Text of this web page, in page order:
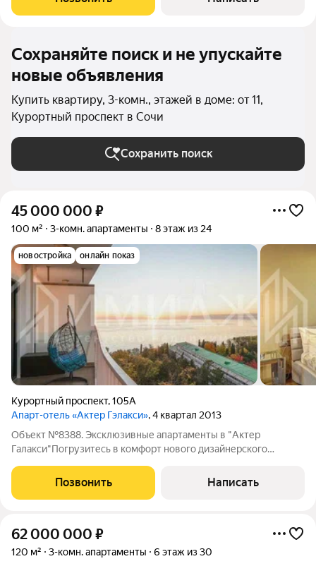
бизнес-классаЭксклюзивная локация в СочиИнтерьер и
Сохраняйте поиск и не упускайте
новые объявления
Купить квартиру, 3-комн., этажей в доме: от 11,
Курортный проспект в Сочи
Сохранить поиск
45 000 000 ₽
100 м² 3-комн. апартаменты 8 этаж из 24
новостройка онлайн показ
Курортный проспект,105А
Апарт-отель «Актер Гэлакси», 4 квартал 2013
Объект №8388. Эксклюзивные апартаменты в "Актер
Галакси"Погрузитесь в комфорт нового дизайнерского
планировкой: 2 отдельные спальни, 2 современных санузла,
стильная кухня-гостиная. Наслаждайтесь
Позвонить Написать
62 000 000 ₽
120 м² 3-комн. апартаменты 6 этаж из 30